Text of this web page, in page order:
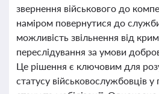
звернення військового до
наміром повернутися до
можливість звільнення від
переслідування за умови
Це рішення є ключовим для
статусу військовослужбовців у